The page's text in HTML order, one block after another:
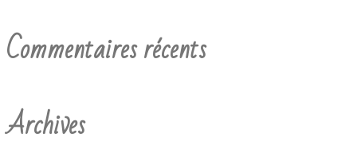
Commentaires récents
Archives